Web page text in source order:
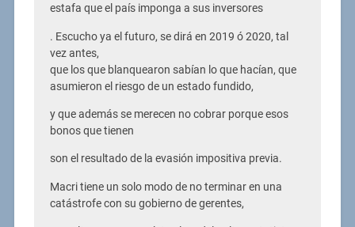
estafa que el país imponga a sus inversores
. Escucho ya el futuro, se dirá en 2019 ó 2020, tal
vez antes,
que los que blanquearon sabían lo que hacían, que
asumieron el riesgo de un estado fundido,
y que además se merecen no cobrar porque esos
bonos que tienen
son el resultado de la evasión impositiva previa.
Macri tiene un solo modo de no terminar en una
catástrofe con su gobierno de gerentes,